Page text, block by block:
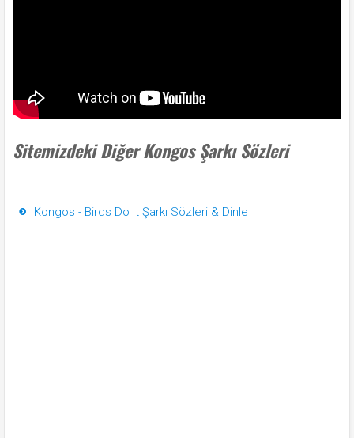
Sitemizdeki Diğer Kongos Şarkı Sözleri
Kongos - Birds Do It Şarkı Sözleri & Dinle